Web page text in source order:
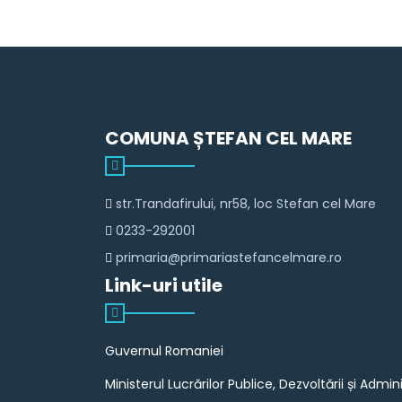
COMUNA ȘTEFAN CEL MARE
str.Trandafirului, nr58, loc Stefan cel Mare
0233-292001
primaria@primariastefancelmare.ro
Link-uri utile
Guvernul Romaniei
Ministerul Lucrărilor Publice, Dezvoltării și